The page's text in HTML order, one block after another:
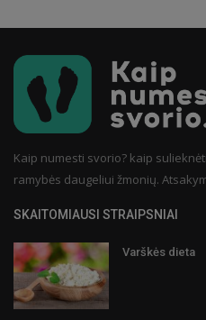
Kaip numesti svorio? kaip
ramybės daugeliui žmonių.
SKAITOMIAUSI STRAIPSNIAI
Varškės dieta